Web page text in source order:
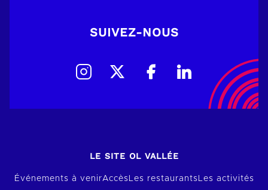
SUIVEZ-NOUS
LE SITE OL VALLÉE
Événements à venirAccèsLes restaurantsLes activités